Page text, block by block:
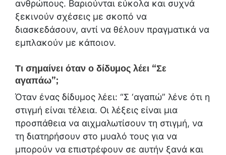
ανθρώπους. Βαριούνται εύκολα και συχνά
ξεκινούν σχέσεις με σκοπό να
διασκεδάσουν, αντί να θέλουν πραγματικά να
εμπλακούν με κάποιον.
Τι σημαίνει όταν ο δίδυμος λέει “Σε
αγαπάω”;
Όταν ένας δίδυμος λέει: “Σ ‘αγαπώ” λένε ότι η
στιγμή είναι τέλεια. Οι λέξεις είναι μια
προσπάθεια να αιχμαλωτίσουν τη στιγμή, να
τη διατηρήσουν στο μυαλό τους για να
μπορούν να επιστρέφουν σε αυτήν ξανά και